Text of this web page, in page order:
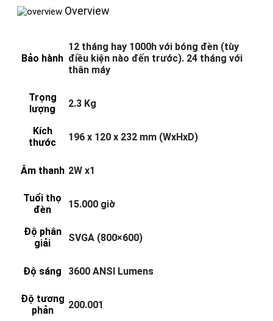
Overview
Bảo hành
12 tháng hay 1000h với bóng đèn (tùy
điều kiện nào đến trước). 24 tháng với
thân máy
Trọng
lượng
2.3 Kg
Kích
thước
196 x 120 x 232 mm (WxHxD)
Âm thanh 2W x1
Tuổi thọ
đèn
15.000 giờ
Độ phân
giải
SVGA (800×600)
Độ sáng 3600 ANSI Lumens
Độ tương
phản
200.001